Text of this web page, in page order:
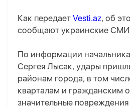
Как передает Vesti.az, об
сообщают украинские
По информации
Сергея Лысак, удары
районам города, в том
кварталам и гражданским
значительные